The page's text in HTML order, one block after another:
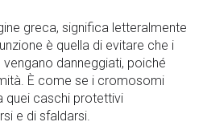
greca, significa letteralmente
è quella di evitare che i
danneggiati, poiché
È come se i cromosomi
quei caschi protettivi
e di sfaldarsi.